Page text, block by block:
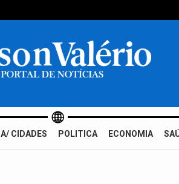
CIDADES POLITICA ECONOMIA